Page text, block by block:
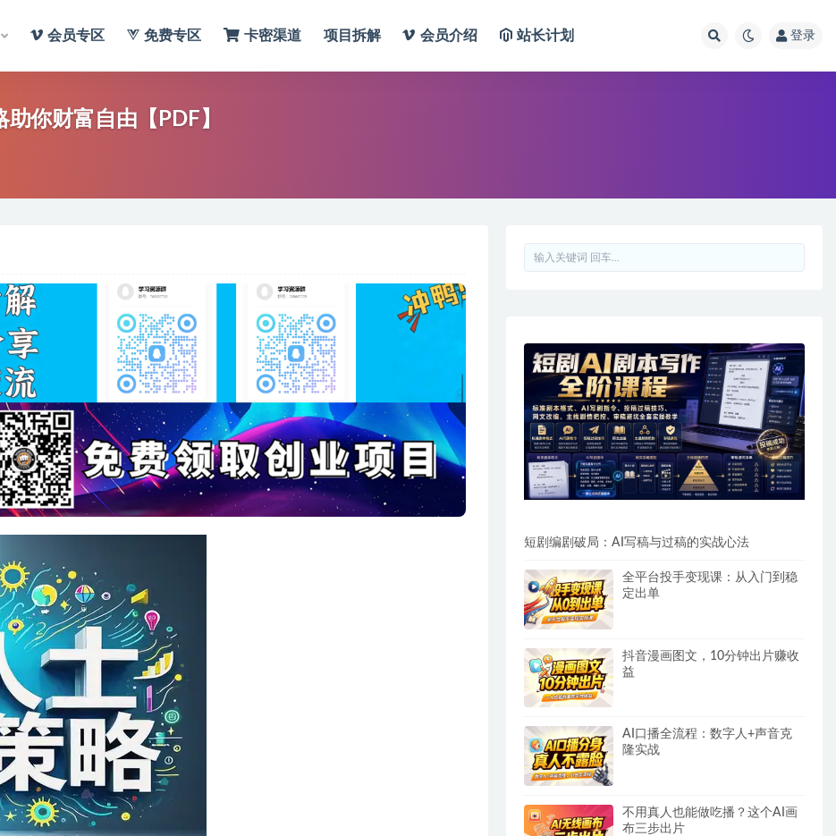
会员专区 免费专区 卡密渠道 项目拆解 会员介绍 站长计划 登录
你财富自由【PDF】
短剧编剧破局：AI写稿与过稿的实战心法
全平台投手变现课：从入门到稳
定出单
抖音漫画图文，10分钟出片赚收
益
AI口播全流程：数字人+声音克
隆实战
不用真人也能做吃播？这个AI画
布三步出片